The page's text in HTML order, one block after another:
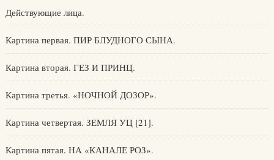
Действующие лица.
Картина первая. ПИР БЛУДНОГО СЫНА.
Картина вторая. ГЕЗ И ПРИНЦ.
Картина третья. «НОЧНОЙ ДОЗОР».
Картина четвертая. ЗЕМЛЯ УЦ [21].
Картина пятая. НА «КАНАЛЕ РОЗ».